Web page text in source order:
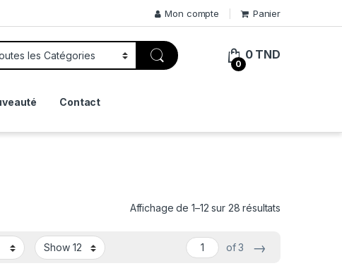
Mon compte Panier
0
0 TND
Contact
Affichage de 1–12 sur 28 résultats
of 3 →